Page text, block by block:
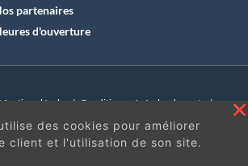
partenaires
d'ouverture
légales | Conditions générales de vente |
: BE0414.742.009 |
BE50 0012 6285 4518
des cookies pour améliorer
client et l'utilisation de son site.